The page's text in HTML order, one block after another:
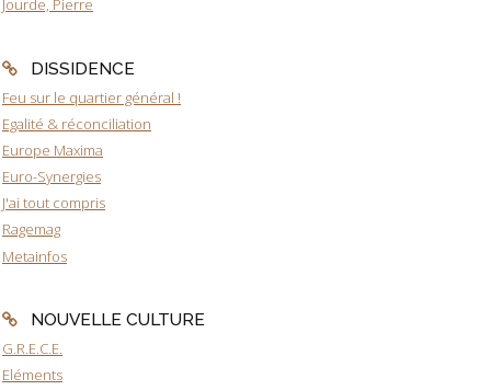
Jourde, Pierre
DISSIDENCE
Feu sur le quartier général !
Egalité & réconciliation
Europe Maxima
Euro-Synergies
J'ai tout compris
Ragemag
Metainfos
NOUVELLE CULTURE
G.R.E.C.E.
Eléments